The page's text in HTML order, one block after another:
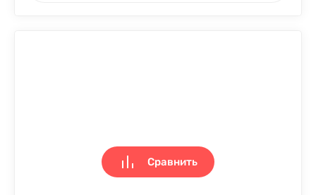
Сравнить